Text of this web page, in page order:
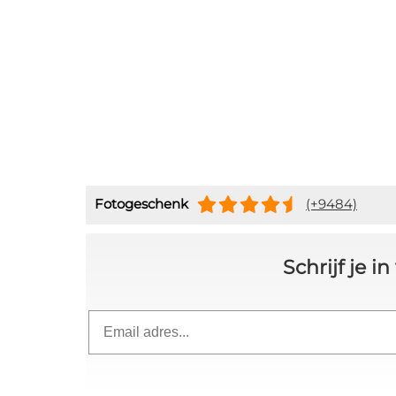
Fotogeschenk (+9484)
Schrijf je